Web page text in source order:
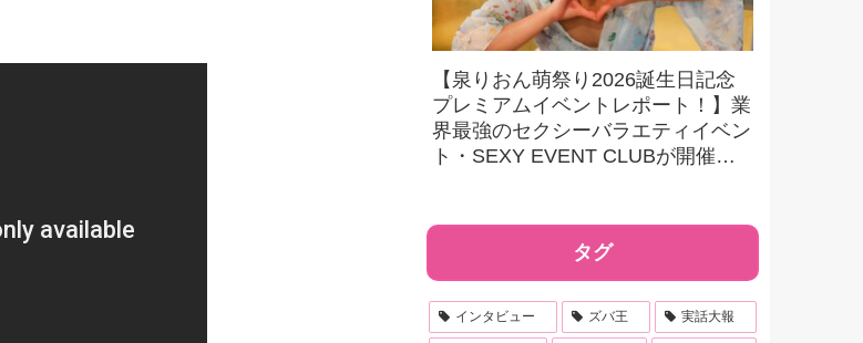
【泉りおん萌祭り2026誕生日記念
プレミアムイベントレポート！】業
界最強のセクシーバラエティイベン
ト・SEXY EVENT CLUBが開催す
タグ
インタビュー ズバ王 実話大報